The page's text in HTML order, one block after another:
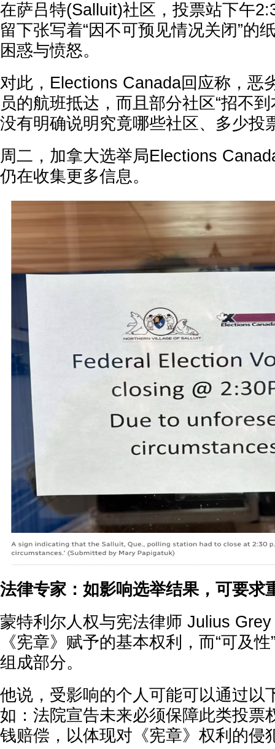
在萨吕特(Salluit)社区，投票站下午
留下张写着“因不可预见情况关闭”的
困惑与愤怒。
对此，Elections Canada回应称，恶
员的航班抵达，而且部分社区“招不
没有明确说明究竟哪些社区、多少投
周二，加拿大选举局Elections
仍在收集更多信息。
法律专家：如影响选举结果，可要求
蒙特利尔人权与宪法律师 Julius
《宪章》赋予的基本权利，而“可及
组成部分。
他说，受影响的个人可能可以通过以
如：法院宣告未来必须保障此类投票
钱赔偿，以体现对《宪章》权利的侵